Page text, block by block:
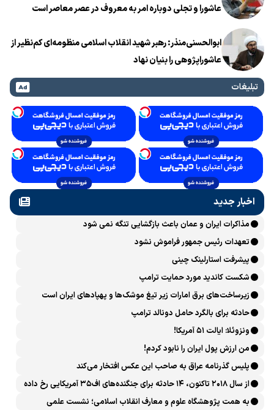
عاشورا و تجلی دوباره امر به معروف در عصر معاصر است
ابوالحسنی‌منذر: رهبر شهید انقلاب اسلامی منظومه‌ای کم‌نظیر از
عاشوراپژوهی را بنیان نهاد
تبلیغات
اخبار جدید
مذاکرات ایران و عمان باعث بازگشایی تنگه نمی شود
تعهدات رئیس جمهور فراموش نشود
پیشرفت ‏استارلینک چینی
شکست کاندید مورد حمایت ترامپ
زیرساخت‌های برق امارات زیر تیغ موشک‌ها و پهپادهای ایران است
حادثه برای بالگرد حامل دونالد ترامپ
ونزوئلا: ایالت ۵۱ آمریکا!
من ارزش پول ایران را نابود کردم!
پلیس گذرنامه عراق به صاحب این عکس افتخار می‌کند
از سال ۲۰۱۸ تاکنون، ۱۴ حادثه برای جنگنده‌های اف۳۵ آمریکایی رخ داده
است
به همت پژوهشگاه علوم و معارف انقلاب اسلامی؛ نشست علمی